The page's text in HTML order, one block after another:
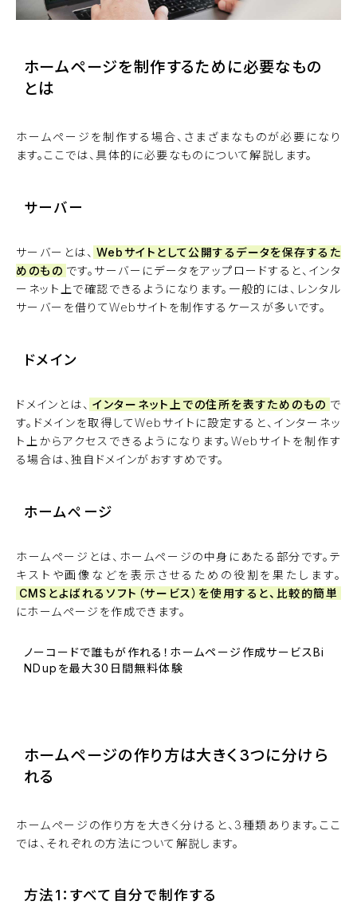
ホームページを制作するために必要なもの
とは
ホームページを制作する場合、さまざまなものが必要になり
ます。ここでは、具体的に必要なものについて解説します。
サーバー
サーバーとは、 Webサイトとして公開するデータを保存するた
めのもの です。サーバーにデータをアップロードすると、インタ
ーネット上で確認できるようになります。一般的には、レンタル
サーバーを借りてWebサイトを制作するケースが多いです。
ドメイン
ドメインとは、 インターネット上での住所を表すためのもの で
す。ドメインを取得してWebサイトに設定すると、インターネッ
ト上からアクセスできるようになります。Webサイトを制作す
る場合は、独自ドメインがおすすめです。
ホームページ
ホームページとは、ホームページの中身にあたる部分です。テ
キストや画像などを表示させるための役割を果たします。
CMSとよばれるソフト（サービス）を使用すると、比較的簡単
にホームページを作成できます。
ノーコードで誰もが作れる！ホームページ作成サービスBi
NDupを最大30日間無料体験
ホームページの作り方は大きく3つに分けら
れる
ホームページの作り方を大きく分けると、3種類あります。ここ
では、それぞれの方法について解説します。
方法1：すべて自分で制作する